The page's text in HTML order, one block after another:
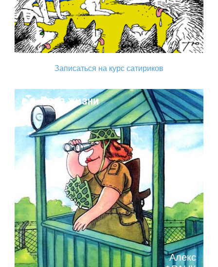
Записаться на курс сатириков
Поза жизни
Алекс